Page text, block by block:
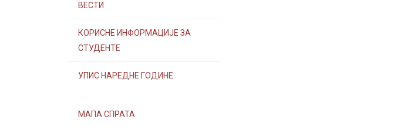
ВЕСТИ
КОРИСНЕ ИНФОРМАЦИЈЕ ЗА
СТУДЕНТЕ
УПИС НАРЕДНЕ ГОДИНЕ
МАПА СПРАТА